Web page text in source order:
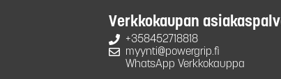
Verkkokaupan
+358452718818
myynti@powergrip.fi
WhatsApp Verkkokauppa